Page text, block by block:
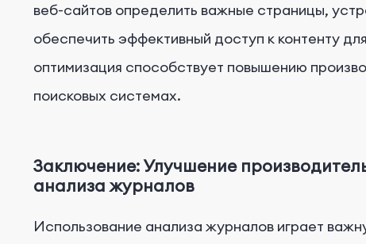
веб-сайтов определить важные страницы,
обеспечить эффективный доступ к контенту
оптимизация способствует повышению
поисковых системах.
Заключение: Улучшение
анализа журналов
Использование анализа журналов играет